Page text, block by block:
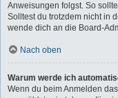
Anweisungen folgst. So
Solltest du trotzdem nicht in
wende dich an die Board-
Nach oben
Warum werde ich
Wenn du beim Anmelden